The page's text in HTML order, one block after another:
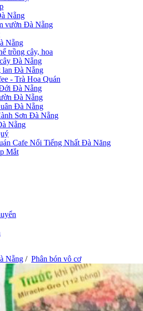
Nẵng
vườn Đà Nẵng
Nẵng
trồng cây, hoa
Đà Nẵng
lan Đà Nẵng
- Trà Hoa Quán
Đà Nẵng
Đà Nẵng
Đà Nẵng
Sơn Đà Nẵng
Nẵng
Cafe Nổi Tiếng Nhất Đà Năng
Mắt
Nẵng / Phân bón vô cơ